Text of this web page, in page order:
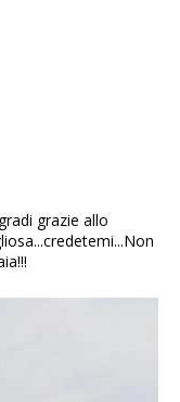
grazie allo